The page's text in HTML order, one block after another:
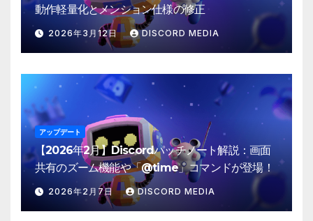
動作軽量化とメンション仕様の修正
2026年3月12日 DISCORD MEDIA
アップデート
【2026年2月】Discordパッチノート解説：画面
共有のズーム機能や「@time」コマンドが登場！
2026年2月7日 DISCORD MEDIA